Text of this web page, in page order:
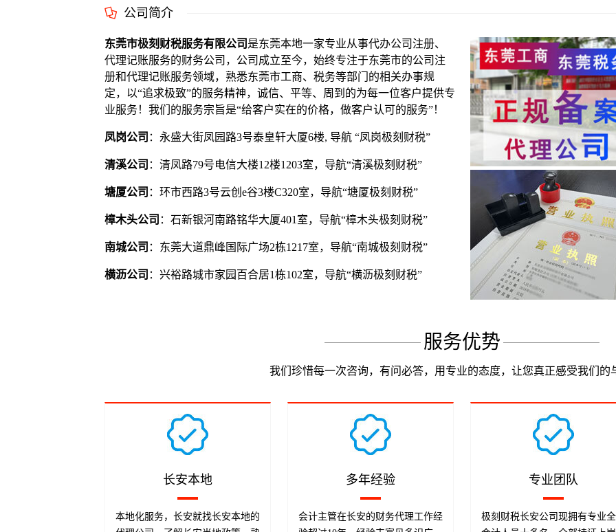
公司简介
东莞市极刻财税服务有限公司 是东莞本地一家专业从事代办公司注册、
代理记账服务的财务公司，公司成立至今，始终专注于东莞市的公司注
册和代理记账服务领域，熟悉东莞市工商、税务等部门的相关办事规
定，以“追求极致”的服务精神，诚信、平等、周到的为每一位客户提供专
业服务！我们的服务宗旨是“给客户实在的价格，做客户认可的服务”！
凤岗公司 ：永盛大街凤园路3号泰皇轩大厦6楼, 导航 “凤岗极刻财税”
清溪公司 ：清凤路79号电信大楼12楼1203室，导航“清溪极刻财税”
塘厦公司 ：环市西路3号云创e谷3楼C320室，导航“塘厦极刻财税”
樟木头公司 ：石新银河南路铭华大厦401室，导航“樟木头极刻财税”
南城公司 ：东莞大道鼎峰国际广场2栋1217室，导航“南城极刻财税”
横沥公司 ：兴裕路城市家园百合居1栋102室，导航“横沥极刻财税”
服务优势
我们珍惜每一次咨询，有问必答，用专业的态度，让您真正感受我们的
长安本地
本地化服务，长安就找长安本地的
多年经验
会计主管在长安的财务代理工作经
专业团队
极刻财税长安公司现拥有专业